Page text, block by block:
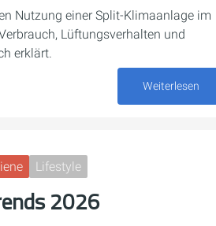
Nutzung einer Split-Klimaanlage im
Lüftungsverhalten und
erklärt.
23. Juni 2026
Weiterlesen
Lifestyle
2026